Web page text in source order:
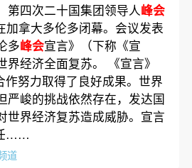
第四次二十国集团领导人峰会
加拿大多伦多闭幕。会议发表
多峰会宣言》（下称《宣
经济全面复苏。 《宣言》
作努力取得了良好成果。世界
严峻的挑战依然存在，发达国
世界经济复苏造成威胁。宣言
……
道